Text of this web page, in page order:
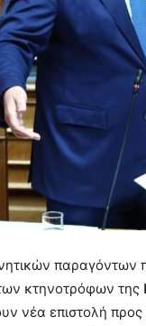
παραγόντων
κτηνοτρόφων της
νέα επιστολή